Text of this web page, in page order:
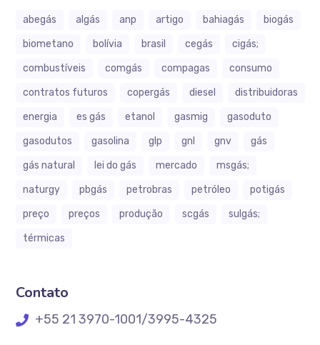
abegás algás anp artigo bahiagás
biogás
biometano
bolívia brasil cegás
cigás;
combustíveis
comgás compagas
consumo
contratos futuros
copergás diesel
distribuidoras
energia
es gás etanol gasmig
gasoduto
gasodutos
gasolina glp gnl gnv
gás
gás natural
lei do gás mercado
msgás;
naturgy
pbgás petrobras petróleo
potigás
preço
preços produção scgás
sulgás;
térmicas
Contato
+55 21 3970-1001/3995-4325